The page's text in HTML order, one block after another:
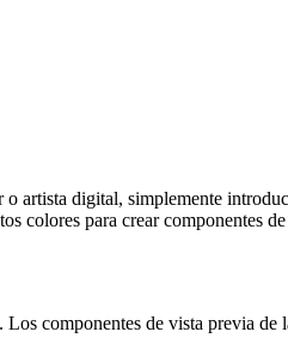
o artista digital, simplemente
colores para crear componentes
componentes de vista previa de